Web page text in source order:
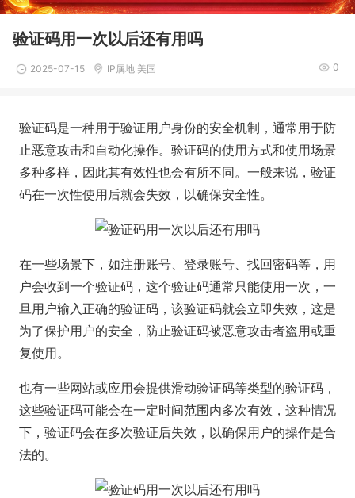
验证码用一次以后还有用吗
2025-07-15 IP属地 美国 0
验证码是一种用于验证用户身份的安全机制，通常用于防
止恶意攻击和自动化操作。验证码的使用方式和使用场景
多种多样，因此其有效性也会有所不同。一般来说，验证
码在一次性使用后就会失效，以确保安全性。
在一些场景下，如注册账号、登录账号、找回密码等，用
户会收到一个验证码，这个验证码通常只能使用一次，一
旦用户输入正确的验证码，该验证码就会立即失效，这是
为了保护用户的安全，防止验证码被恶意攻击者盗用或重
复使用。
也有一些网站或应用会提供滑动验证码等类型的验证码，
这些验证码可能会在一定时间范围内多次有效，这种情况
下，验证码会在多次验证后失效，以确保用户的操作是合
法的。